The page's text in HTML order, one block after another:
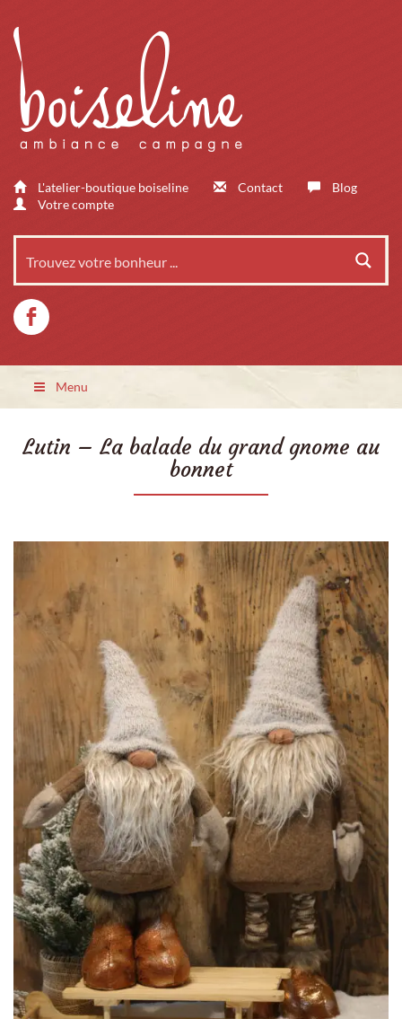
L'atelier-boutique boiseline Contact
Blog
Votre compte
Menu
Lutin – La balade du grand gnome au
bonnet